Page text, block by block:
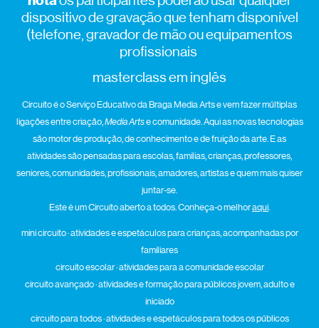
dispositivo de gravação que tenham disponível
(telefone, gravador de mão ou equipamentos
profissionais
masterclass em inglês
Circuito é o Serviço Educativo da Braga Media Arts e vem fazer múltiplas
ligações entre criação,Media Artse comunidade. Aqui as novas tecnologias
são motor de produção, de conhecimento e de fruição da arte. E as
atividades são pensadas para escolas, famílias, crianças, professores,
seniores, comunidades, profissionais, amadores, artistas e quem mais quiser
juntar-se.
Este é um Circuito aberto a todos. Conheça-o melhoraqui.
mini circuito · atividades e espetáculos para crianças, acompanhadas por
familiares
circuito escolar · atividades para a comunidade escolar
circuito avançado · atividades e formação para públicos jovem, adulto e
iniciado
circuito para todos · atividades e espetáculos para todos os públicos